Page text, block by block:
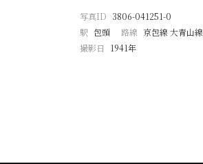
写真ID 3806-041251-0
駅 包頭 路線 京包線 大青山線
撮影日
1941年